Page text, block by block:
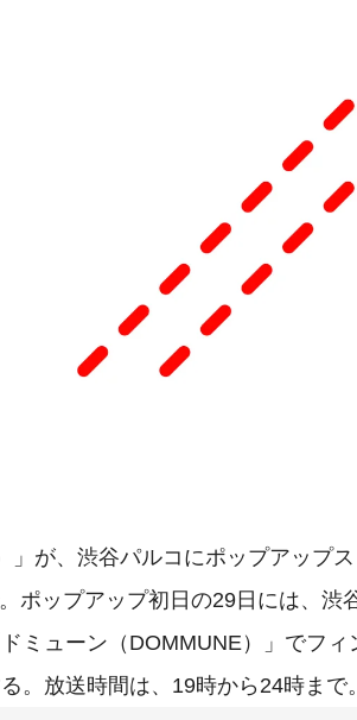
が、渋谷パルコにポップアップス
ポップアップ初日の29日には、渋
ミューン（DOMMUNE）」でフィ
。放送時間は、19時から24時まで。